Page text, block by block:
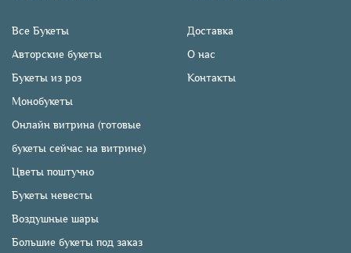
Все Букеты
Авторские букеты
Букеты из роз
Монобукеты
Онлайн витрина (готовые
букеты сейчас на витрине)
Цветы поштучно
Букеты невесты
Воздушные шары
Большие букеты под заказ
Доставка
О нас
Контакты